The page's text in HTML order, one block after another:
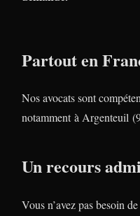
Partout en
Nos avocats sont
notamment à Argenteuil
Un recours
Vous n’avez pas besoin